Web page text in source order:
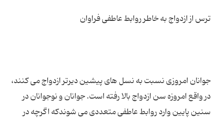
جوانان امروزی نسبت به نسل های پیشین دیرتر ازدواج می کنند،
در واقع امروزه سن ازدواج بالا رفته است. جوانان و نوجوانان در
سنین پایین وارد روابط عاطفی متعددی می شوندکه اگرچه در